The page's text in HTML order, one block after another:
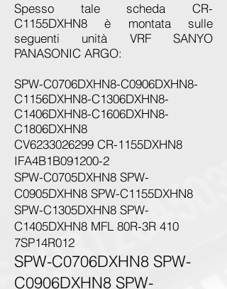
Spesso tale scheda CR-
C1155DXHN8 è montata sulle
seguenti unità VRF SANYO
PANASONIC ARGO:
SPW-C0706DXHN8-C0906DXHN8-
C1156DXHN8-C1306DXHN8-
C1406DXHN8-C1606DXHN8-
C1806DXHN8
CV6233026299 CR-1155DXHN8
IFA4B1B091200-2
SPW-C0705DXHN8 SPW-
C0905DXHN8 SPW-C1155DXHN8
SPW-C1305DXHN8 SPW-
C1405DXHN8 MFL 80R-3R 410
7SP14R012
SPW-C0706DXHN8 SPW-
C0906DXHN8 SPW-